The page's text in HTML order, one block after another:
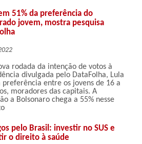
51% da preferência do
jovem, mostra pesquisa
rodada da intenção de votos à
divulgada pelo DataFolha, Lula
preferência entre os jovens de 16 a
moradores das capitais. A
a Bolsonaro chega a 55% nesse
pelo Brasil: investir no SUS e
o direito à saúde